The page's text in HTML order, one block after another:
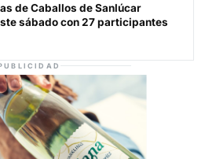
de Caballos de Sanlúcar
sábado con 27 participantes